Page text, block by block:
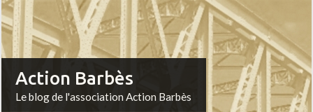
Action Barbès
Le blog de l'association Action Barbès